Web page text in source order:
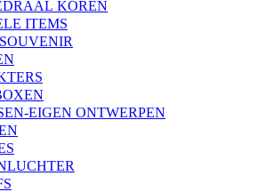
KOREN
ITEMS
EIGEN ONTWERPEN